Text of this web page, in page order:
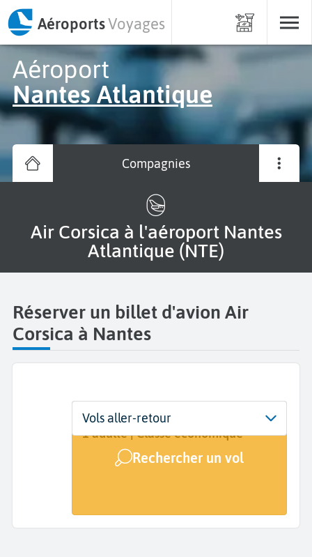
AéroportsVoyages
Aéroport
Nantes Atlantique
Compagnies
Air Corsica à l'aéroport Nantes
Atlantique (NTE)
Réserver un billet d'avion Air
Corsica à Nantes
Départ
Nantes Atlantique (NTE)
Dates
Dates de votre voyage
Voyageurs | Classe
1 adulte | Classe économique
Rechercher un vol
Vols aller-retour